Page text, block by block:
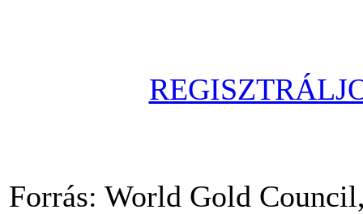
Forrás: World Gold